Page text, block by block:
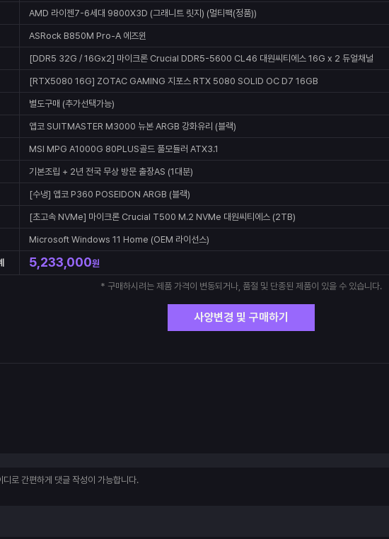
AMD 라이젠7-6세대 9800X3D (그래니트 릿지) (멀티팩(정품))
ASRock B850M Pro-A 에즈윈
[DDR5 32G / 16Gx2] 마이크론 Crucial DDR5-5600 CL46 대원씨티에스 16G x 2 듀얼채널
[RTX5080 16G] ZOTAC GAMING 지포스 RTX 5080 SOLID OC D7 16GB
별도구매 (추가선택가능)
앱코 SUITMASTER M3000 뉴본 ARGB 강화유리 (블랙)
MSI MPG A1000G 80PLUS골드 풀모듈러 ATX3.1
기본조립 + 2년 전국 무상 방문 출장AS (1대분)
[수냉] 앱코 P360 POSEIDON ARGB (블랙)
[초고속 NVMe] 마이크론 Crucial T500 M.2 NVMe 대원씨티에스 (2TB)
Microsoft Windows 11 Home (OEM 라이선스)
5,233,000원
* 구매하시려는 제품 가격이 변동되거나, 품절 및 단종된 제품이 있을 수 있습니다.
사양변경 및 구매하기